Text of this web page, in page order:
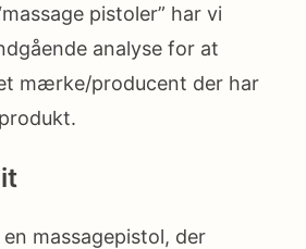
pistoler” har vi
analyse for at
mærke/producent der har
massagepistol, der